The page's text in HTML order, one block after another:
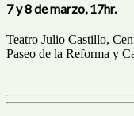
7 y 8 de marzo, 17hr.
Teatro Julio Castillo,
Paseo de la Reforma y